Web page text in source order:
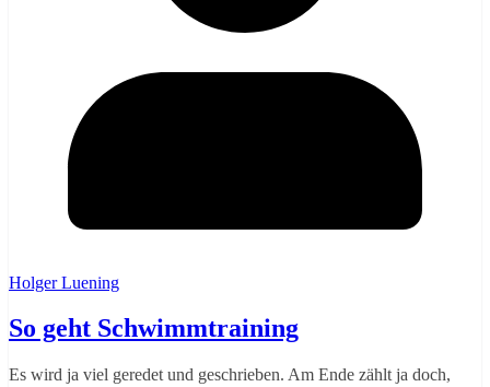
Holger Luening
So geht Schwimmtraining
Es wird ja viel geredet und geschrieben. Am Ende zählt ja doch,